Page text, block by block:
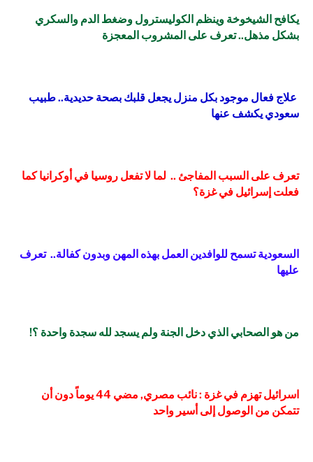
يكافح الشيخوخة وينظم الكوليسترول وضغط الدم والسكري
بشكل مذهل.. تعرف على المشروب المعجزة
علاج فعال موجود بكل منزل يجعل قلبك بصحة حديدية.. طبيب
سعودي يكشف عنها
تعرف على السبب المفاجئ .. لما لا تفعل روسيا في أوكرانيا كما
فعلت إسرائيل في غزة؟
السعودية تسمح للوافدين العمل بهذه المهن وبدون كفالة.. تعرف
عليها
من هو الصحابي الذي دخل الجنة ولم يسجد لله سجدة واحدة ؟!
اسرائيل تهزم في غزة : نائب مصري, مضي 44 يوماً دون أن
تتمكن من الوصول إلى أسير واحد